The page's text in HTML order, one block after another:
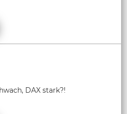
DAX stark?!